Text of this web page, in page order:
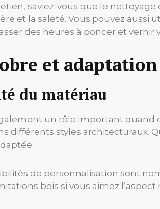
saviez-vous que le nettoyage
et la saleté. Vous pouvez
des heures à poncer et vernir
et
du matériau
un rôle important quand
différents styles architecturaux.
de personnalisation sont
bois si vous aimez